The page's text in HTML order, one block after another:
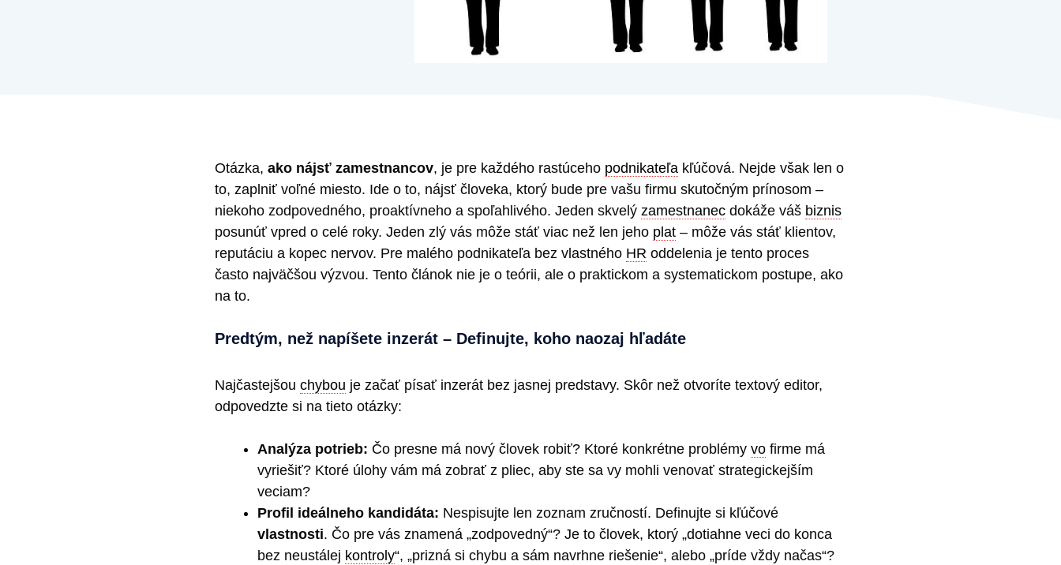
Otázka, ako nájsť zamestnancov, je pre každého rastúceho podnikateľa kľúčová. Nejde však len o
to, zaplniť voľné miesto. Ide o to, nájsť človeka, ktorý bude pre vašu firmu skutočným prínosom –
niekoho zodpovedného, proaktívneho a spoľahlivého. Jeden skvelý zamestnanec dokáže váš biznis
posunúť vpred o celé roky. Jeden zlý vás môže stáť viac než len jeho plat – môže vás stáť klientov,
reputáciu a kopec nervov. Pre malého podnikateľa bez vlastného HR oddelenia je tento proces
často najväčšou výzvou. Tento článok nie je o teórii, ale o praktickom a systematickom postupe, ako
na to.
Predtým, než napíšete inzerát – Definujte, koho naozaj hľadáte
Najčastejšou chybou je začať písať inzerát bez jasnej predstavy. Skôr než otvoríte textový editor,
odpovedzte si na tieto otázky:
Analýza potrieb: Čo presne má nový človek robiť? Ktoré konkrétne problémy vo firme má
vyriešiť? Ktoré úlohy vám má zobrať z pliec, aby ste sa vy mohli venovať strategickejším
veciam?
Profil ideálneho kandidáta: Nespisujte len zoznam zručností. Definujte si kľúčové
vlastnosti. Čo pre vás znamená „zodpovedný“? Je to človek, ktorý „dotiahne veci do konca
bez neustálej kontroly“, „prizná si chybu a sám navrhne riešenie“, alebo „príde vždy načas“?